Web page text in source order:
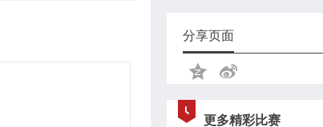
分享页面
更多精彩比赛